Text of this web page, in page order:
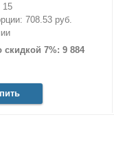
15
708.53 руб.
скидкой 7%: 9 884